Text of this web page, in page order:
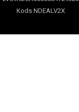
Kods NDEALV2X